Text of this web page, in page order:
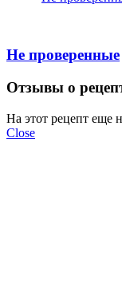
Не проверенные
Отзывы о
На этот рецепт еще
Close